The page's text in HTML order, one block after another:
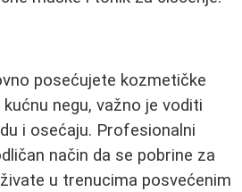
posećujete kozmetičke
negu, važno je voditi
i osećaju. Profesionalni
način da se pobrine za
u trenucima posvećenim